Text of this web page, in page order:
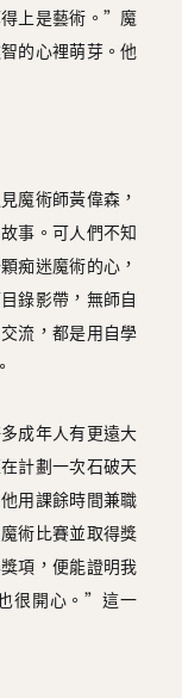
得上是藝術。”魔
的心裡萌芽。他
魔術師黃偉森，
事。可人們不知
痴迷魔術的心，
錄影帶，無師自
流，都是用自學
成年人有更遠大
計劃一次石破天
用課餘時間兼職
術比賽並取得獎
項，便能證明我
很開心。”這一